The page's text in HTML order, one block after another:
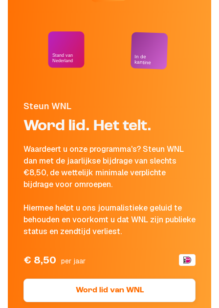
Steun WNL
Word lid. Het telt.
Waardeert u onze programma's? Steun WNL
dan met de jaarlijkse bijdrage van slechts
€8,50, de wettelijk minimale verplichte
bijdrage voor omroepen.
Hiermee helpt u ons journalistieke geluid te
behouden en voorkomt u dat WNL zijn publieke
status en zendtijd verliest.
€ 8,50 per jaar
Word lid van WNL
Stand van
Nederland
In de
kantine